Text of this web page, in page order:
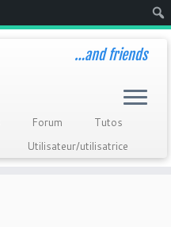
…and friends
Forum
Tutos
Utilisateur/utilisatrice